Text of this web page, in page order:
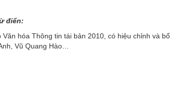
điển:
hóa Thông tin tái bản 2010, có hiệu chỉnh và bổ
Vũ Quang Hào…